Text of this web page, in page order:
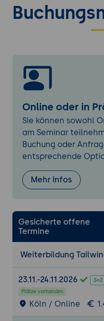
Komponentenbau
Performance-
PurgeCSS und
Just-in-Time-
Lazy Loading von
Best Practices &
Teamwork mit
Testing und
Breaking
Schrittweise
Fallstricke und
Praxisübung:
Erstellung einer
neuen Features
Online oder in
Sie können sowohl
am Seminar
Buchung oder
entsprechende
Mehr Infos
Gesicherte offene
Termine
Weiterbildung
23.11.-24.11.2026
Plätze vorhanden
Köln / Online